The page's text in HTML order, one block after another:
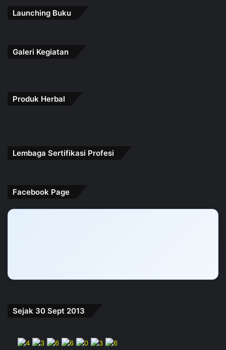
Launching Buku
Galeri Kegiatan
Produk Herbal
Lembaga Sertifikasi Profesi
Facebook Page
Sejak 30 Sept 2013